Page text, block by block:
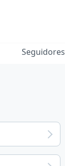
Seguidores